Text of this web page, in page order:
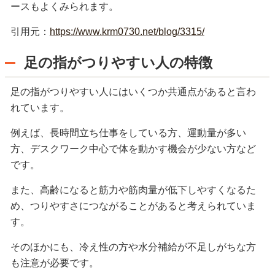
ースもよくみられます。
引用元： https://www.krm0730.net/blog/3315/
足の指がつりやすい人の特徴
足の指がつりやすい人にはいくつか共通点があると言わ
れています。
例えば、長時間立ち仕事をしている方、運動量が多い
方、デスクワーク中心で体を動かす機会が少ない方など
です。
また、高齢になると筋力や筋肉量が低下しやすくなるた
め、つりやすさにつながることがあると考えられていま
す。
そのほかにも、冷え性の方や水分補給が不足しがちな方
も注意が必要です。